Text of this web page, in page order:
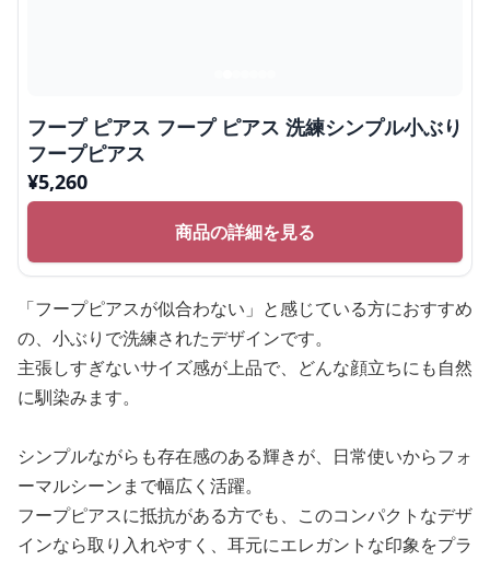
フープ ピアス フープ ピアス 洗練シンプル小ぶり
フープピアス
¥5,260
商品の詳細を見る
「フープピアスが似合わない」と感じている方におすすめ
の、小ぶりで洗練されたデザインです。
主張しすぎないサイズ感が上品で、どんな顔立ちにも自然
に馴染みます。
シンプルながらも存在感のある輝きが、日常使いからフォ
ーマルシーンまで幅広く活躍。
フープピアスに抵抗がある方でも、このコンパクトなデザ
インなら取り入れやすく、耳元にエレガントな印象をプラ